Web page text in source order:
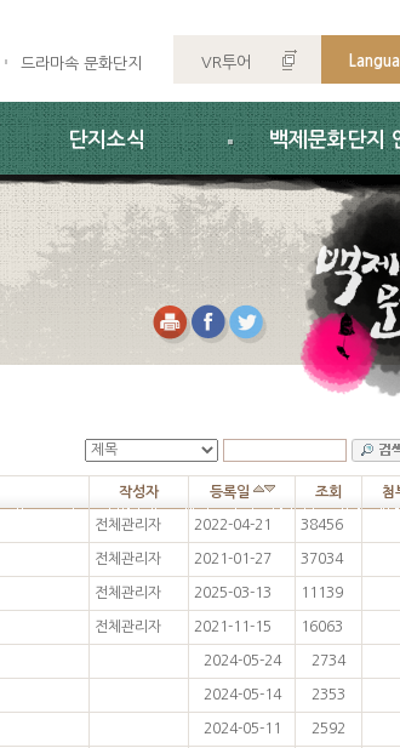
드라마속 문화단지 VR투어
단지소식 백제문화단지
작성자 등록일 조회 첨
전체관리자 2022-04-21 38456
전체관리자 2021-01-27 37034
전체관리자 2025-03-13 11139
전체관리자 2021-11-15 16063
2024-05-24 2734
2024-05-14 2353
2024-05-11 2592